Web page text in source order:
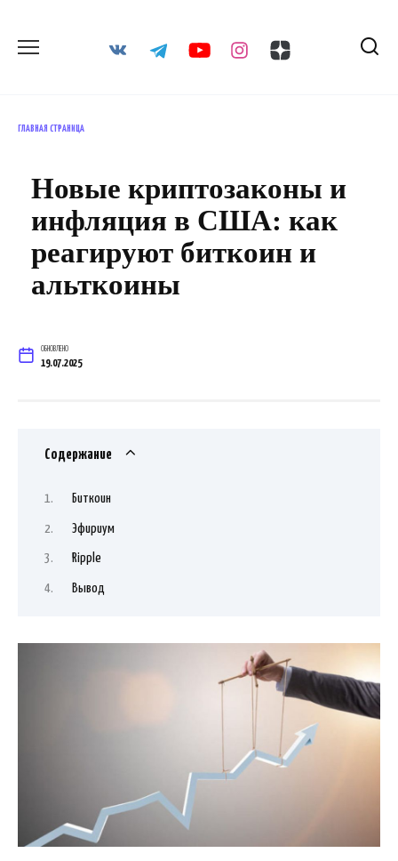
содержанию
ГЛАВНАЯ СТРАНИЦА
Новые криптозаконы и
инфляция в США: как
реагируют биткоин и
альткоины
ОБНОВЛЕНО
19.07.2025
Содержание
Биткоин
Эфириум
Ripple
Вывод